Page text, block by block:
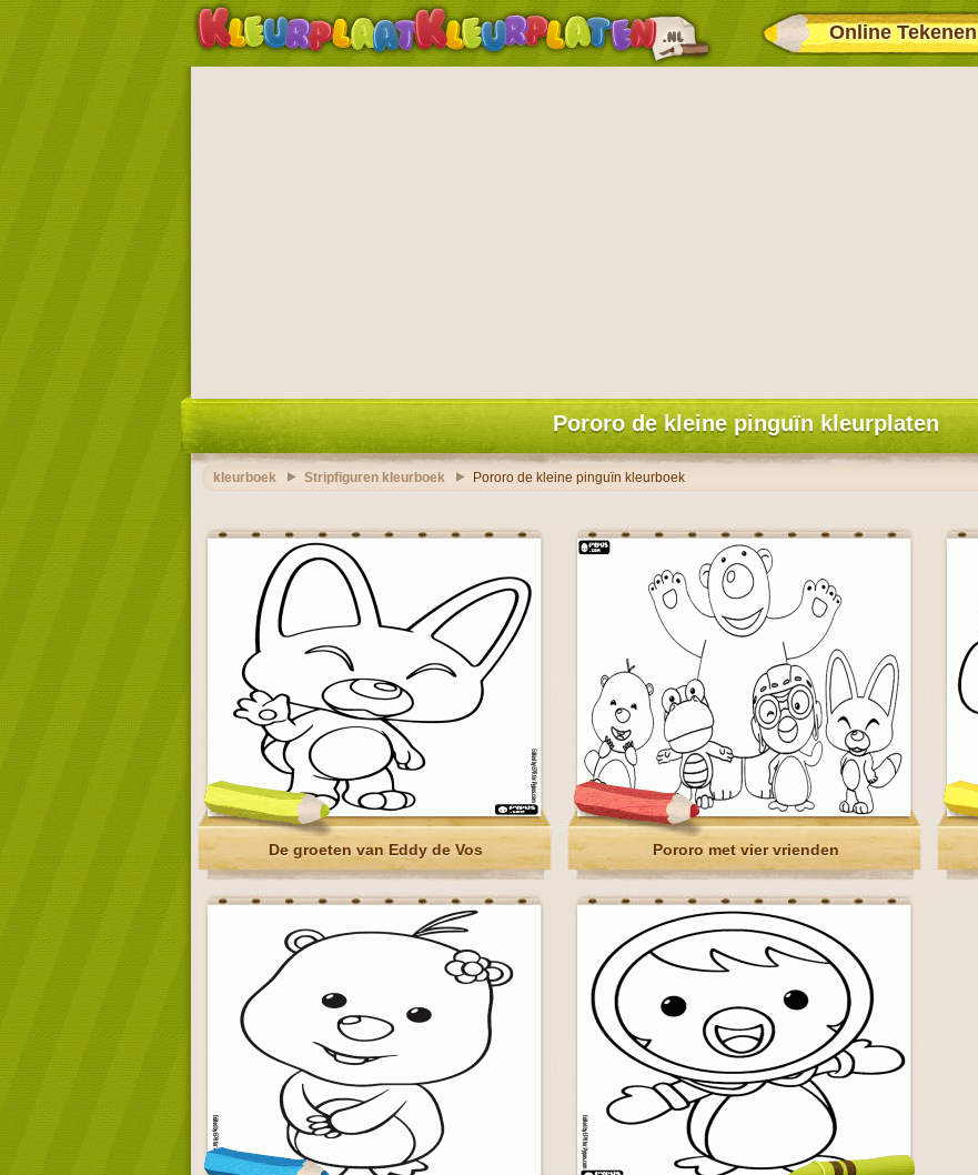
Online Tekenen
Pororo de kleine pinguïn kleurplaten
kleurboek Stripfiguren kleurboek Pororo de kleine pinguïn kleurboek
De groeten van Eddy de Vos Pororo met vier vrienden